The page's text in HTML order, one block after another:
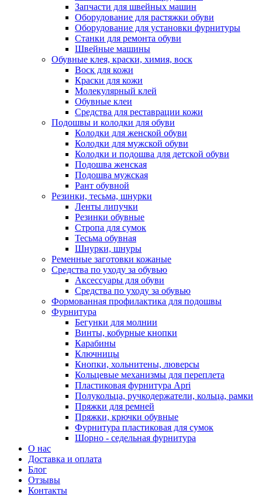
Запчасти для швейных машин
Оборудование для растяжки обуви
Оборудование для установки фурнитуры
Станки для ремонта обуви
Швейные машины
Обувные клея, краски, химия, воск
Воск для кожи
Краски для кожи
Молекулярный клей
Обувные клеи
Средства для реставрации кожи
Подошвы и колодки для обуви
Колодки для женской обуви
Колодки для мужской обуви
Колодки и подошва для детской обуви
Подошва женская
Подошва мужская
Рант обувной
Резинки, тесьма, шнурки
Ленты липучки
Резинки обувные
Стропа для сумок
Тесьма обувная
Шнурки, шнуры
Ременные заготовки кожаные
Средства по уходу за обувью
Аксессуары для обуви
Средства по уходу за обувью
Формованная профилактика для подошвы
Фурнитура
Бегунки для молнии
Винты, кобурные кнопки
Карабины
Ключницы
Кнопки, хольнитены, люверсы
Кольцевые механизмы для переплета
Пластиковая фурнитура Apri
Полукольца, ручкодержатели, кольца, рамки
Пряжки для ремней
Пряжки, крючки обувные
Фурнитура пластиковая для сумок
Шорно - седельная фурнитура
О нас
Доставка и оплата
Блог
Отзывы
Контакты